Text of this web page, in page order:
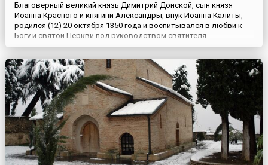
Благоверный великий князь Димитрий Донской, сын князя
Иоанна Красного и княгини Александры, внук Иоанна Калиты,
родился (12) 20 октября 1350 года и воспитывался в любви к
Богу и святой Церкви под руководством святителя
Московского Алексия. В воспитании князя святителю много
Димитрий, внимая рассказам отца о славных предках —
Александре Невс...